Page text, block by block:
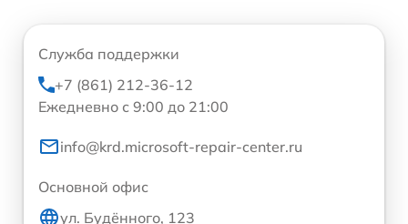
Служба поддержки
+7 (861) 212-36-12
Ежедневно с 9:00 до 21:00
info@krd.microsoft-repair-center.ru
Основной офис
ул. Будённого, 123